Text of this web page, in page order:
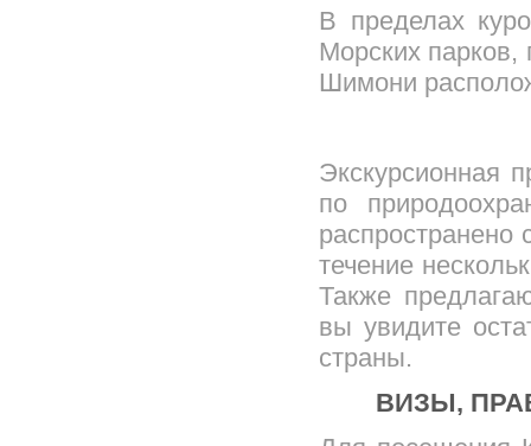
В пределах
Морских
Шимони
Экскурсионная
по
распространено
течение
Также
вы увидите
страны.
ВИЗЫ,